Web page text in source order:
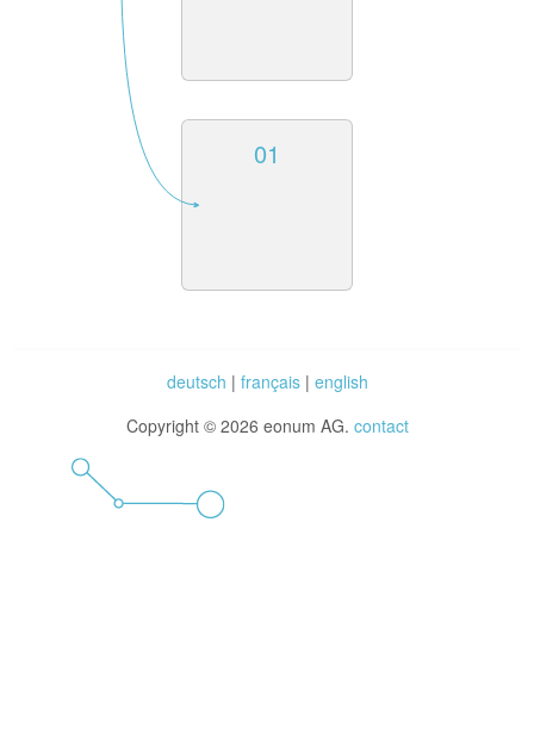
01
deutsch | français| english
Copyright © 2026 eonum AG. contact